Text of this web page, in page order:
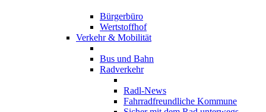
Bürgerbüro
Wertstoffhof
Verkehr & Mobilität
Bus und Bahn
Radverkehr
Radl-News
Fahrradfreundliche Kommune